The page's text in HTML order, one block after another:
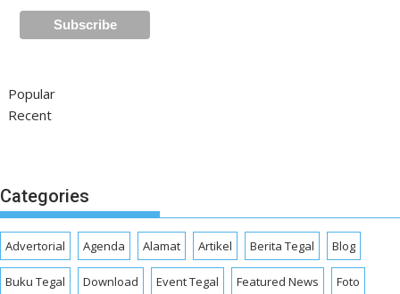
Popular
Recent
Categories
Advertorial Agenda Alamat Artikel Berita Tegal Blog
Buku Tegal Download Event Tegal Featured News Foto